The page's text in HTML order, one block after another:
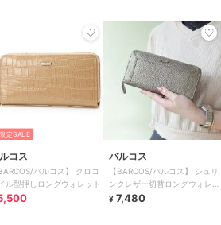
定SALE
コス
BARCOS/バルコス】 クロコ
ル型押しロングウォレット
バルコス
【BARCOS/バルコス】 シュリ
ンクレザー切替ロングウォレッ
ト ロビン
¥ 7,480